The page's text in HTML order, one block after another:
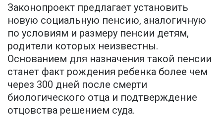
Законопроект предлагает установить
новую социальную пенсию, аналогичную
по условиям и размеру пенсии детям,
родители которых неизвестны.
Основанием для назначения такой пенсии
станет факт рождения ребенка более чем
через 300 дней после смерти
биологического отца и подтверждение
отцовства решением суда.